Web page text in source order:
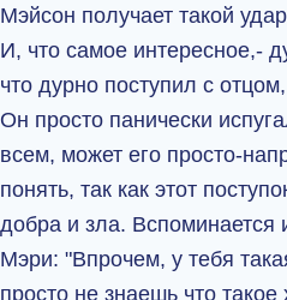
Мэйсон получает такой
И, что самое интересное,-
что дурно поступил с
Он просто панически
всем, может его просто-
понять, так как этот
добра и зла. Вспоминается
Мэри: "Впрочем, у тебя
просто не знаешь что